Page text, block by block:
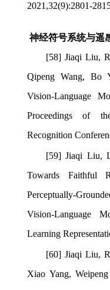
2021,32(9):2801-
神经符号系统与遥
[58]Jiaqi Liu,
Qipeng Wang, Bo
Vision-Language
Proceedings of
Recognition
[59] Jiaqi Liu,
Towards Faithful
Perceptually-
Vision-Language
Learning
[60] Jiaqi Liu,
Xiao Yang,